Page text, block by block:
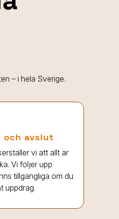
– i hela Sverige.
och avslut
vi att allt är
Vi följer upp
tillgängliga om du
uppdrag.